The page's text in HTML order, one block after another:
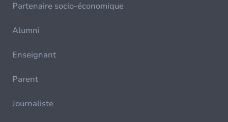
Partenaire socio-économique
Alumni
Enseignant
Parent
Journaliste